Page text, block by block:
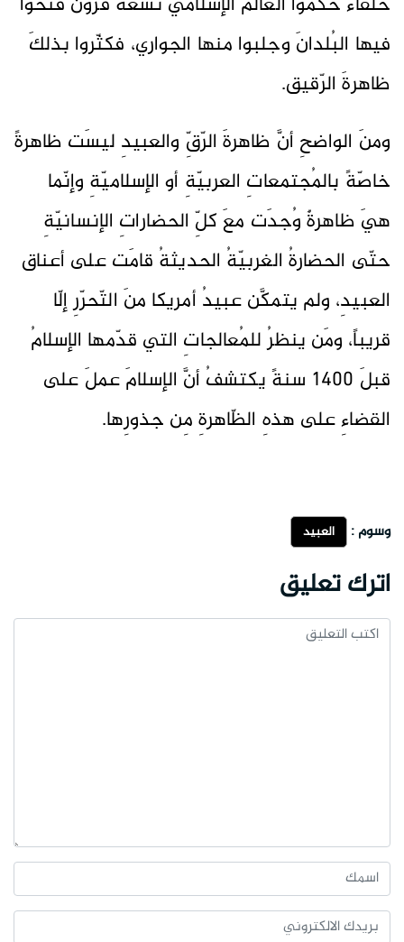
فيها البُلدانَ وجلبوا منها الجواري، فكثّروا بذلكَ
ظاهرةَ الرّقيق.
ومنَ الواضحِ أنَّ ظاهرةَ الرّقِّ والعبيدِ ليسَت ظاهرةً
خاصّةً بالمُجتمعاتِ العربيّةِ أو الإسلاميّةِ وإنّما
هيَ ظاهرةٌ وُجدَت معَ كلِّ الحضاراتِ الإنسانيّةِ
حتّى الحضارةُ الغربيّةُ الحديثةُ قامَت على أعناق
العبيدِ، ولم يتمكَّن عبيدُ أمريكا منَ التّحرّرِ إلّا
قريباً، ومَن ينظرُ للمُعالجاتِ التي قدّمها الإسلامُ
قبلَ 1400 سنةً يكتشفُ أنَّ الإسلامَ عملَ على
القضاءِ على هذهِ الظّاهرةِ مِن جذورِها.
وسوم : العبيد
اترك تعليق